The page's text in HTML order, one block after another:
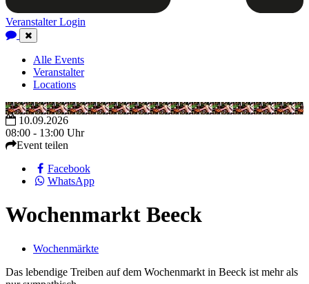
Veranstalter Login
Close
Navigation
Alle Events
Veranstalter
Locations
10.09.2026
08:00 - 13:00 Uhr
Event teilen
Facebook
WhatsApp
Wochenmarkt Beeck
Wochenmärkte
Das lebendige Treiben auf dem Wochenmarkt in Beeck ist mehr als